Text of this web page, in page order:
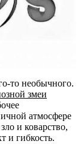
то необычного.
змеи
атмосфере
и коварство,
и гибкость.